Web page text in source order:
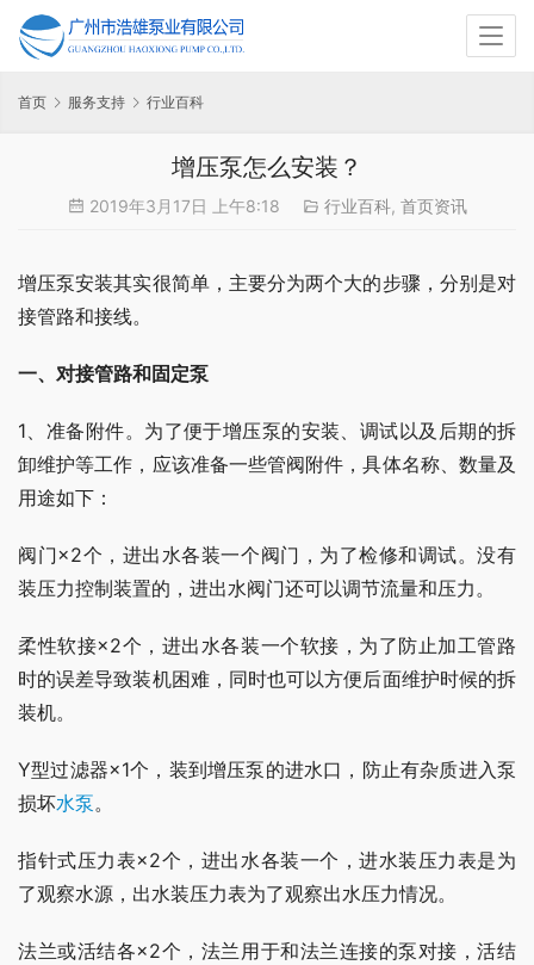
首页 服务支持 行业百科
增压泵怎么安装？
2019年3月17日 上午8:18 行业百科, 首页资讯
增压泵安装其实很简单，主要分为两个大的步骤，分别是对
接管路和接线。
一、对接管路和固定泵
1、准备附件。为了便于增压泵的安装、调试以及后期的拆
卸维护等工作，应该准备一些管阀附件，具体名称、数量及
用途如下：
阀门×2个，进出水各装一个阀门，为了检修和调试。没有
装压力控制装置的，进出水阀门还可以调节流量和压力。
柔性软接×2个，进出水各装一个软接，为了防止加工管路
时的误差导致装机困难，同时也可以方便后面维护时候的拆
装机。
Y型过滤器×1个，装到增压泵的进水口，防止有杂质进入泵
损坏水泵。
指针式压力表×2个，进出水各装一个，进水装压力表是为
了观察水源，出水装压力表为了观察出水压力情况。
法兰或活结各×2个，法兰用于和法兰连接的泵对接，活结